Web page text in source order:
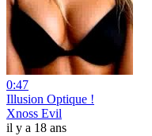
0:47
Illusion Optique !
Xnoss Evil
il y a 18 ans